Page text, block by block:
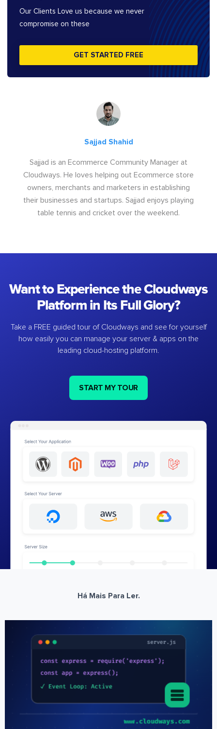
Our Clients Love us because we never
compromise on these
GET STARTED FREE
Sajjad Shahid
Sajjad is an Ecommerce Community Manager at
Cloudways. He loves helping out Ecommerce store
owners, merchants and marketers in establishing
their businesses and startups. Sajjad enjoys playing
table tennis and cricket over the weekend.
Want to Experience the Cloudways
Platform in Its Full Glory?
Take a FREE guided tour of Cloudways and see for yourself
how easily you can manage your server & apps on the
leading cloud-hosting platform.
START MY TOUR
Há Mais Para Ler.